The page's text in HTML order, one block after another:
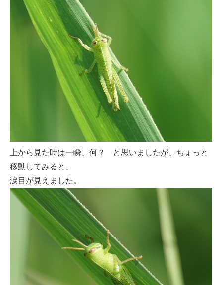
上から見た時は一瞬、何？ と思いましたが、ちょっと
移動してみると、
涙目が見えました。